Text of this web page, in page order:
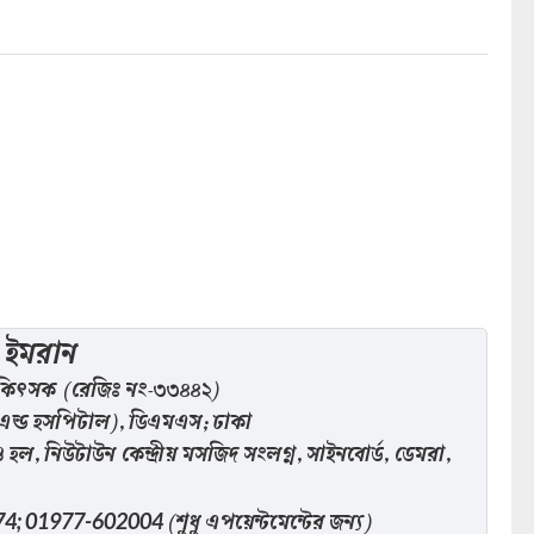
(রেজিঃ নং-৩৩৪৪২)
হসপিটাল), ডিএমএস; ঢাকা
নিউটাউন কেন্দ্রীয় মসজিদ সংলগ্ন, সাইনবোর্ড, ডেমরা,
01977-602004 (শুধু এপয়েন্টমেন্টের জন্য)